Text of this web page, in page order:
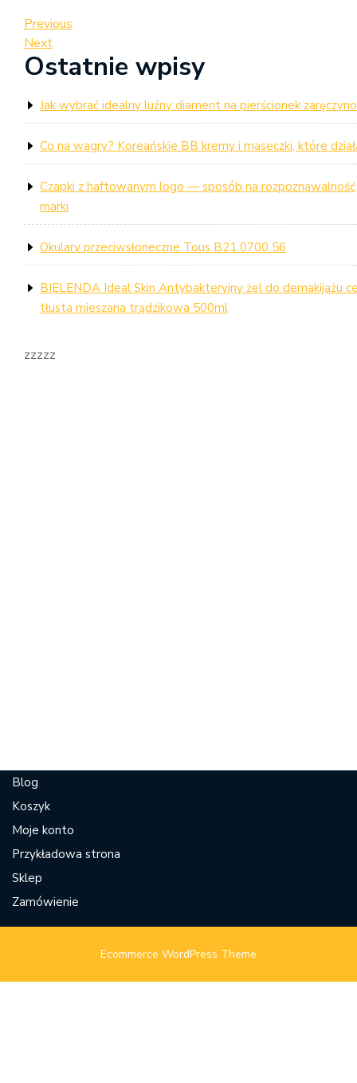
Nawigacja
wpisu
Previous
Post
Previous
Next
Post
Next
Ostatnie wpisy
Jak wybrać idealny luźny diament na pierścionek
Co na wagry? Koreańskie BB kremy i maseczki, które
Czapki z haftowanym logo — sposób na rozpoznawalność
marki
Okulary przeciwsłoneczne Tous B21 0700 56
BIELENDA Ideal Skin Antybakteryjny żel do demakijażu
tłusta mieszana trądzikowa 500ml
zzzzz
Blog
Koszyk
Moje konto
Przykładowa strona
Sklep
Zamówienie
Ecommerce WordPress Theme